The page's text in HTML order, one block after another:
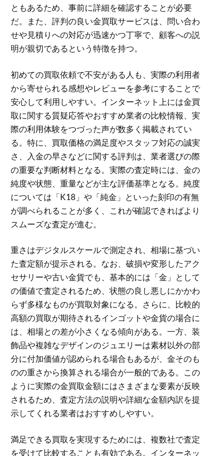
ともあるため、事前に詳細を確認することが必要
だ。また、評判の良い金買取サービスは、問い合わ
せや見積りへの対応が迅速かつ丁寧で、顧客への説
明が親切であるという特徴を持つ。
初めての買取依頼で不安がある人も、実際の利用者
から寄せられる感想やレビューを参考にすることで
安心して利用しやすい。インターネット上には金買
取に関する質疑応答やおすすめ業者の比較情報、実
際の利用体験をつづった声が数多く掲載されてい
る。特に、買取価格の満足度やスタッフ対応の誠実
さ、入金の早さなどに関する評判は、業者選びの際
の重要な判断材料となる。実際の査定時には、金の
純度や状態、重量などが主な評価基準となる。純度
については「K18」や「純金」といった刻印の有無
が調べられることが多く、これが確認できればより
スムーズな査定が進む。
重さはデジタルスケールで測定され、相場に基づい
た査定額が提示される。なお、破損や変形したアク
セサリーや古い金貨でも、基本的には「金」として
の価値で査定されるため、状態の良し悪しにかかわ
らず多様なものが買取対象になる。さらに、比較的
高額の買取が期待されるインゴットや金貨の場合に
は、相場との差が小さくなる傾向がある。一方、装
飾品や複雑なデザインのジュエリーは素材以外の部
分に付加価値が認められる場合もあるが、金そのも
のの重さから換算される場合が一般的である。この
ように実際の金買取金額にはさまざまな要素が反映
されるため、査定方法の説明や詳細な金額内訳を提
示してくれる業者はおすすめしやすい。
満足できる買取を実現するためには、複数社で査定
を受けて比較することも有効である。インターネッ